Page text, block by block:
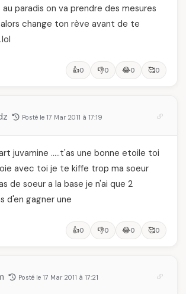
paradis on va prendre des mesures
change ton rève avant de te
👍0 👎0 😂0 🥰0
Posté le 17 Mar 2011 à 17:19
juvamine …..t'as une bonne etoile toi
avec toi je te kiffe trop ma soeur
de soeur a la base je n'ai que 2
d'en gagner une
👍0 👎0 😂0 🥰0
Posté le 17 Mar 2011 à 17:21